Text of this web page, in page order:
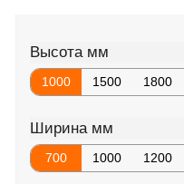
Высота мм
1000 1500 1800
Ширина мм
700 1000 1200